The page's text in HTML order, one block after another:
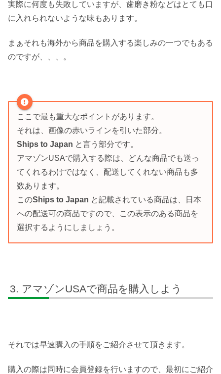
実際に何度も失敗していますが、歯磨き粉などはとても口
に入れられないような味もあります。
まぁそれも海外から商品を購入する楽しみの一つでもある
のですが、、、。
ここで最も重大なポイントがあります。
それは、画像の赤いラインを引いた部分。
Ships to Japan と言う部分です。
アマゾンUSAで購入する際は、どんな商品でも送っ
てくれるわけではなく、配送してくれない商品も多
数あります。
このShips to Japan と記載されている商品は、日本
への配送可の商品ですので、この表示のある商品を
選択するようにしましょう。
アマゾンUSAで商品を購入しよう
それでは早速購入の手順をご紹介させて頂きます。
購入の際は同時に会員登録を行いますので、最初にご紹介